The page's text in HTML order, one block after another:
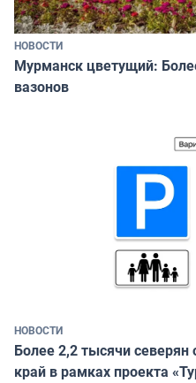
НОВОСТИ
Мурманск цветущий:
вазонов
НОВОСТИ
Более 2,2 тысячи
край в рамках проекта